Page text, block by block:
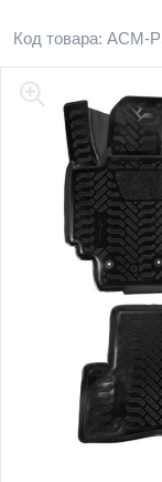
Код товара: ACM-